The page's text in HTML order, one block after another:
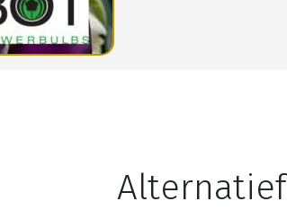
Alternatief